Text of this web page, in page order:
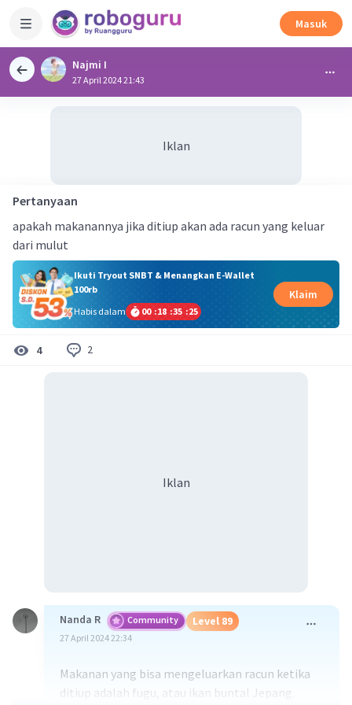
Masuk
Najmi I
27 April 2024 21:43
Iklan
Pertanyaan
apakah makanannya jika ditiup akan ada racun yang keluar
dari mulut
Ikuti Tryout SNBT & Menangkan E-Wallet
100rb
Habis dalam
00 :18 :35 :25
Klaim
4 2
Iklan
Nanda R Community Level 89
27 April 2024 22:34
Makanan yang bisa mengeluarkan racun ketika
ditiup adalah fugu, atau ikan buntal Jepang.